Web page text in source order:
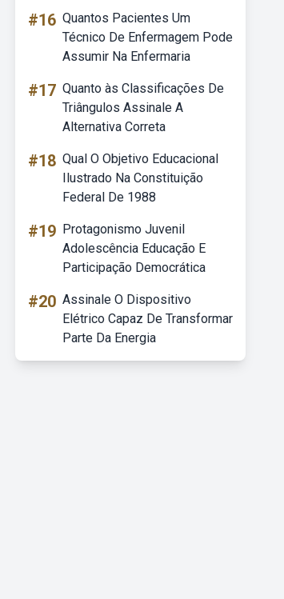
#16 Quantos Pacientes Um
Técnico De Enfermagem Pode
Assumir Na Enfermaria
#17 Quanto às Classificações De
Triângulos Assinale A
Alternativa Correta
#18 Qual O Objetivo Educacional
Ilustrado Na Constituição
Federal De 1988
#19 Protagonismo Juvenil
Adolescência Educação E
Participação Democrática
#20 Assinale O Dispositivo
Elétrico Capaz De Transformar
Parte Da Energia